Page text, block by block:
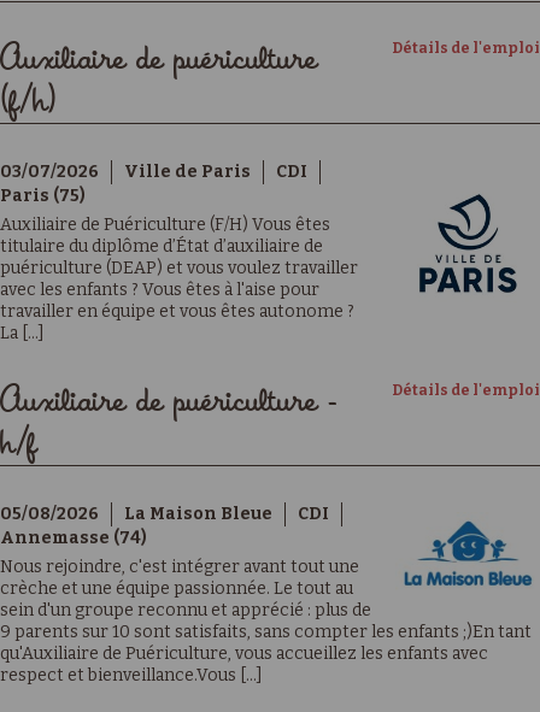
Détails de l'emploi
Auxiliaire de puériculture
(f/h)
03/07/2026 Ville de Paris
CDI
Paris (75)
Auxiliaire de Puériculture (F/H) Vous êtes
titulaire du diplôme d’État d’auxiliaire de
puériculture (DEAP) et vous voulez travailler
avec les enfants ? Vous êtes à l'aise pour
travailler en équipe et vous êtes autonome ?
La [...]
Détails de l'emploi
Auxiliaire de puériculture -
h/f
05/08/2026 La Maison Bleue
CDI
Annemasse (74)
Nous rejoindre, c'est intégrer avant tout une
crèche et une équipe passionnée. Le tout au
sein d'un groupe reconnu et apprécié : plus de
9 parents sur 10 sont satisfaits, sans compter les enfants ;)En tant
qu'Auxiliaire de Puériculture, vous accueillez les enfants avec
respect et bienveillance.Vous [...]